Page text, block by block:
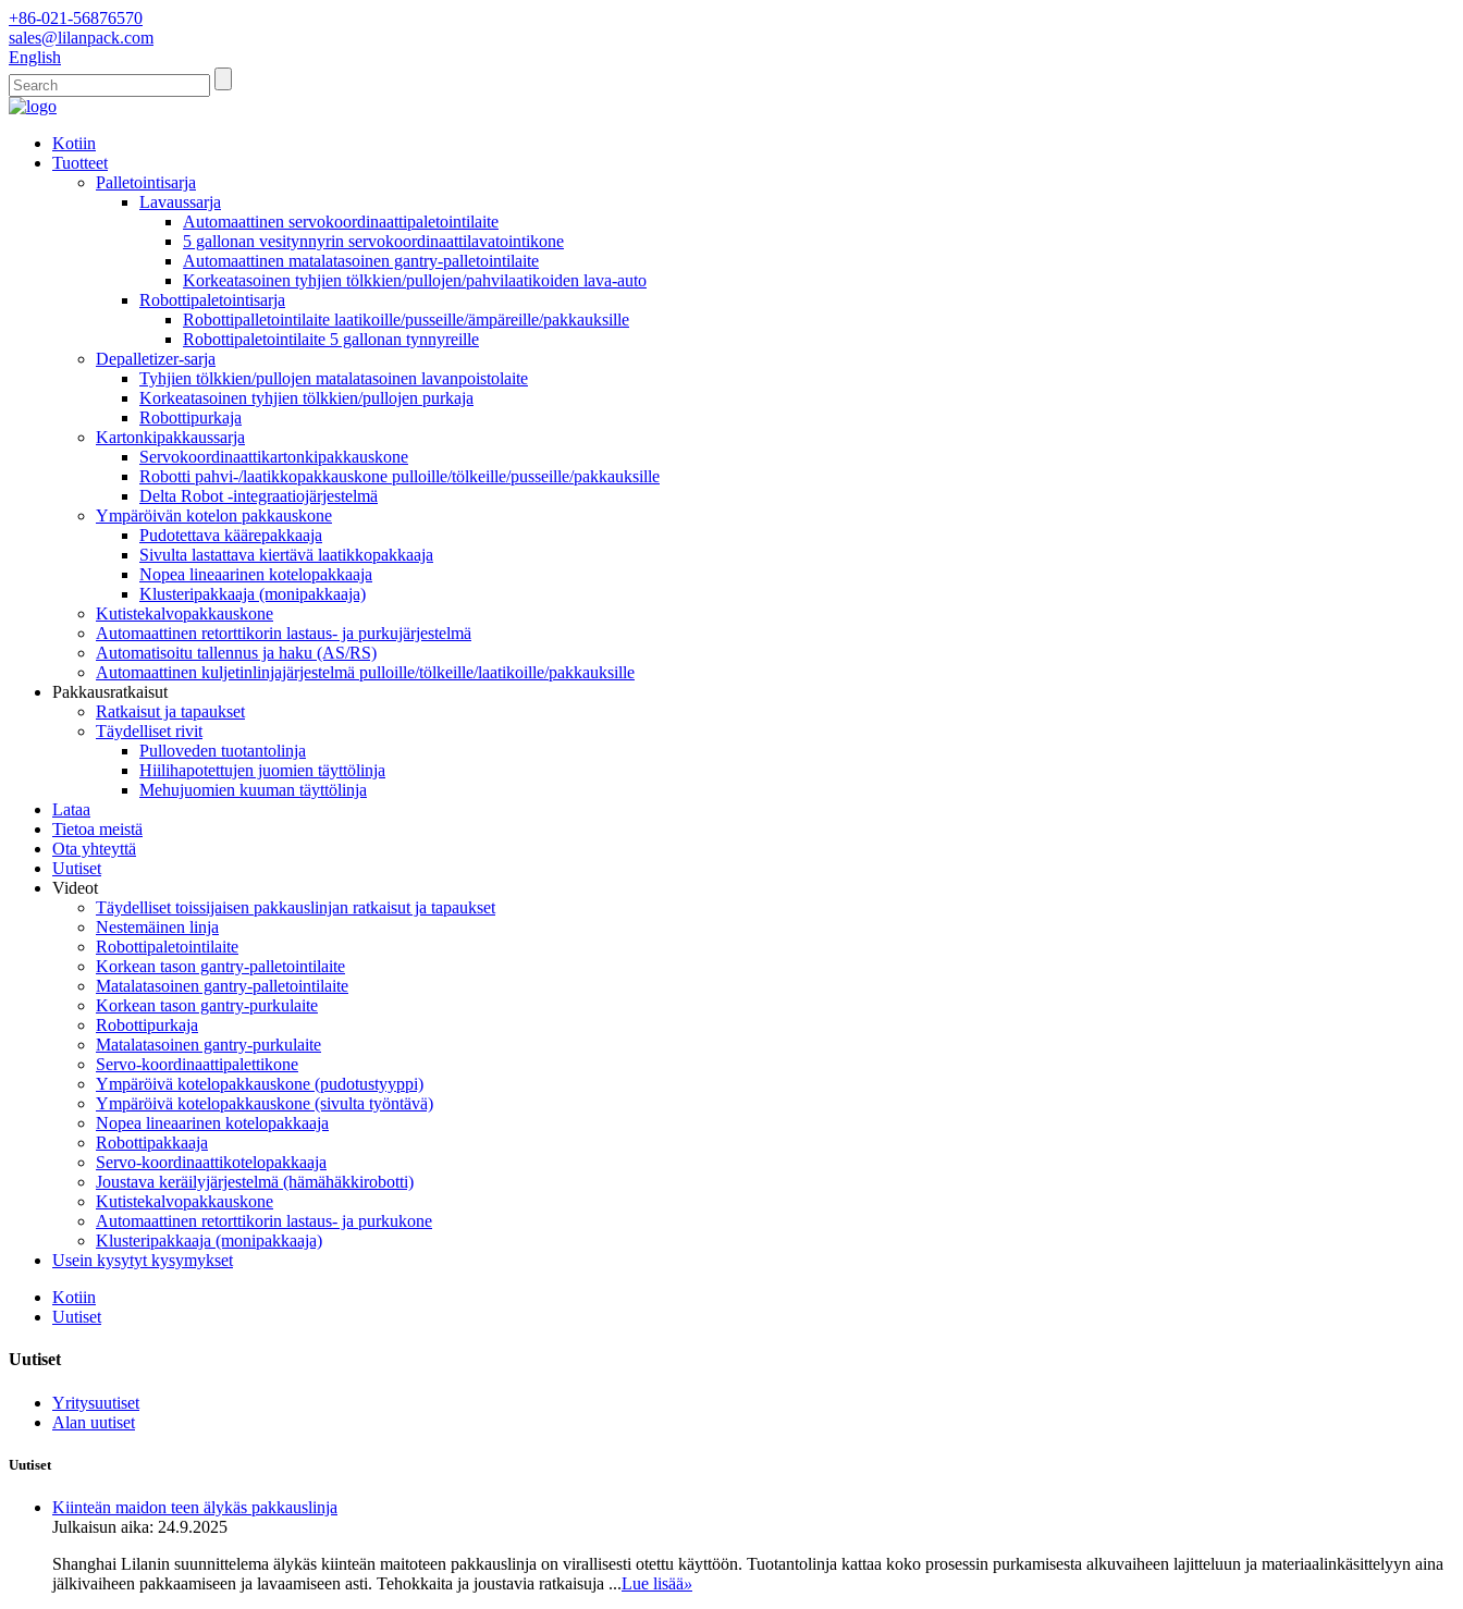
+86-021-56876570
sales@lilanpack.com
English
Kotiin
Tuotteet
Palletointisarja
Lavaussarja
Automaattinen servokoordinaattipaletointilaite
5 gallonan vesitynnyrin servokoordinaattilavatointikone
Automaattinen matalatasoinen gantry-palletointilaite
Korkeatasoinen tyhjien tölkkien/pullojen/pahvilaatikoiden lava-auto
Robottipaletointisarja
Robottipalletointilaite laatikoille/pusseille/ämpäreille/pakkauksille
Robottipaletointilaite 5 gallonan tynnyreille
Depalletizer-sarja
Tyhjien tölkkien/pullojen matalatasoinen lavanpoistolaite
Korkeatasoinen tyhjien tölkkien/pullojen purkaja
Robottipurkaja
Kartonkipakkaussarja
Servokoordinaattikartonkipakkauskone
Robotti pahvi-/laatikkopakkauskone pulloille/tölkeille/pusseille/pakkauksille
Delta Robot -integraatiojärjestelmä
Ympäröivän kotelon pakkauskone
Pudotettava käärepakkaaja
Sivulta lastattava kiertävä laatikkopakkaaja
Nopea lineaarinen kotelopakkaaja
Klusteripakkaaja (monipakkaaja)
Kutistekalvopakkauskone
Automaattinen retorttikorin lastaus- ja purkujärjestelmä
Automatisoitu tallennus ja haku (AS/RS)
Automaattinen kuljetinlinjajärjestelmä pulloille/tölkeille/laatikoille/pakkauksille
Pakkausratkaisut
Ratkaisut ja tapaukset
Täydelliset rivit
Pulloveden tuotantolinja
Hiilihapotettujen juomien täyttölinja
Mehujuomien kuuman täyttölinja
Lataa
Tietoa meistä
Ota yhteyttä
Uutiset
Videot
Täydelliset toissijaisen pakkauslinjan ratkaisut ja tapaukset
Nestemäinen linja
Robottipaletointilaite
Korkean tason gantry-palletointilaite
Matalatasoinen gantry-palletointilaite
Korkean tason gantry-purkulaite
Robottipurkaja
Matalatasoinen gantry-purkulaite
Servo-koordinaattipalettikone
Ympäröivä kotelopakkauskone (pudotustyyppi)
Ympäröivä kotelopakkauskone (sivulta työntävä)
Nopea lineaarinen kotelopakkaaja
Robottipakkaaja
Servo-koordinaattikotelopakkaaja
Joustava keräilyjärjestelmä (hämähäkkirobotti)
Kutistekalvopakkauskone
Automaattinen retorttikorin lastaus- ja purkukone
Klusteripakkaaja (monipakkaaja)
Usein kysytyt kysymykset
Kotiin
Uutiset
Uutiset
Yritysuutiset
Alan uutiset
Uutiset
Kiinteän maidon teen älykäs pakkauslinja
Julkaisun aika: 24.9.2025
Shanghai Lilanin suunnittelema älykäs kiinteän maitoteen pakkauslinja on virallisesti otettu käyttöön. Tuotantolinja kattaa koko prosessin purkamisesta alkuvaiheen lajitteluun ja materiaalinkäsittelyyn aina
jälkivaiheen pakkaamiseen ja lavaamiseen asti. Tehokkaita ja joustavia ratkaisuja ...Lue lisää»